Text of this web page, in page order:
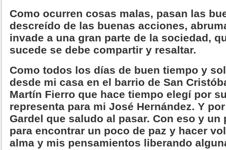
Como ocurren cosas malas, pasan las
descreído de las buenas acciones,
invade a una gran parte de la sociedad,
sucede se debe compartir y resaltar.
Como todos los días de buen tiempo y
desde mi casa en el barrio de San
Martín Fierro que hace tiempo elegí por
representa para mi José Hernández. Y
Gardel que saludo al pasar. Con eso y
para encontrar un poco de paz y hacer
alma y mis pensamientos liberando